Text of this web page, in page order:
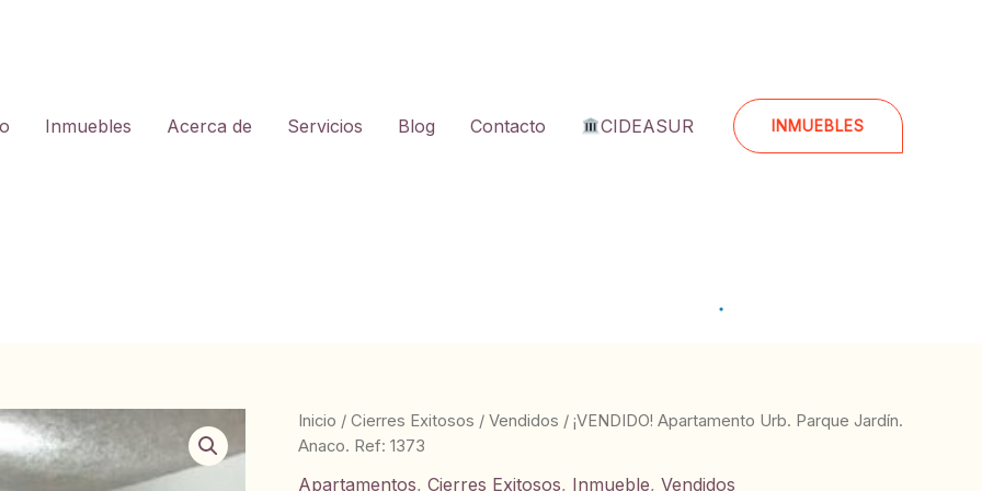
Inmuebles Acerca de Servicios Blog Contacto CIDEASUR INMUEBLES
Inicio / Cierres Exitosos / Vendidos / ¡VENDIDO! Apartamento Urb. Parque Jardín.
Anaco. Ref: 1373
Apartamentos, Cierres Exitosos, Inmueble, Vendidos